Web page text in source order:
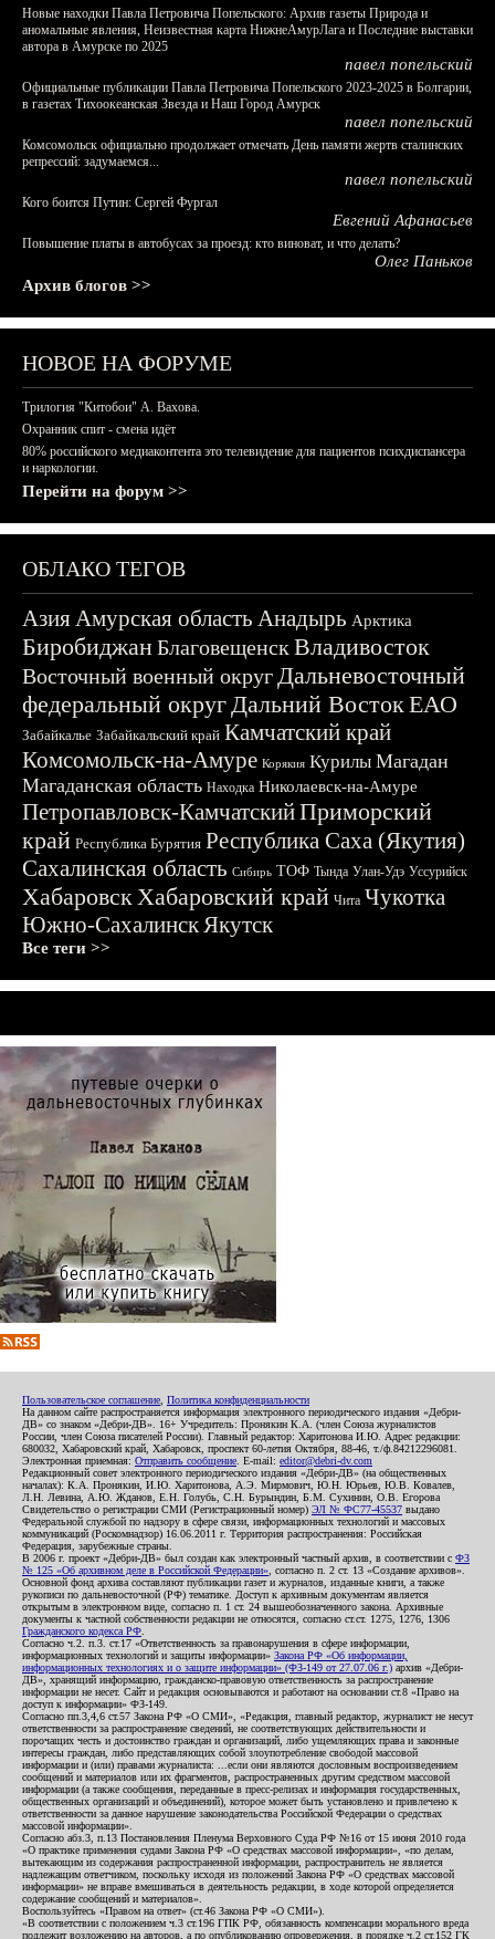
Новые находки Павла Петровича Попельского: Архив газеты Природа и
аномальные явления, Неизвестная карта НижнеАмурЛага и Последние выставки
автора в Амурске по 2025
павел попельский
Официальные публикации Павла Петровича Попельского 2023-2025 в Болгарии,
в газетах Тихоокеанская Звезда и Наш Город Амурск
павел попельский
Комсомольск официально продолжает отмечать День памяти жертв сталинских
репрессий: задумаемся...
павел попельский
Кого боится Путин: Сергей Фургал
Евгений Афанасьев
Повышение платы в автобусах за проезд: кто виноват, и что делать?
Олег Паньков
Архив блогов >>
НОВОЕ НА ФОРУМЕ
Трилогия "Китобои" А. Вахова.
Охранник спит - смена идёт
80% российского медиаконтента это телевидение для пациентов психдиспансера
и наркологии.
Перейти на форум >>
ОБЛАКО ТЕГОВ
АзияАмурская область Анадырь Арктика
БиробиджанБлаговещенскВладивосток
Восточный военный округДальневосточный
федеральный округДальний ВостокЕАО
Забайкалье Забайкальский край Камчатский край
Комсомольск-на-Амуре Корякия Курилы Магадан
Магаданская область Находка Николаевск-на-Амуре
Петропавловск-КамчатскийПриморский
край Республика Бурятия Республика Саха (Якутия)
Сахалинская область Сибирь ТОФ Тында Улан-Удэ Уссурийск
ХабаровскХабаровский край Чита Чукотка
Южно-СахалинскЯкутск
Все теги >>
Пользовательское соглашение Политика конфиденциальности
На данном сайте распространяется информация электронного периодического издания «Дебри-
ДВ» со знаком «Дебри-ДВ». 16+ Учредитель: Пронякин К.А. (член Союза журналистов
России, член Союза писателей России). Главный редактор: Харитонова И.Ю. Адрес редакции:
680032, Хабаровский край, Хабаровск, проспект 60-летия Октября, 88-46, т./ф.84212296081.
Электронная приемная: Отправить сообщение . E-mail: editor@debri-dv.com
Редакционный совет электронного периодического издания «Дебри-ДВ» (на общественных
началах): К.А. Пронякин, И.Ю. Харитонова, А.Э. Мирмович, Ю.Н. Юрьев, Ю.В. Ковалев,
Л.Н. Левина, А.Ю. Жданов, Е.Н. Голубь, С.Н. Бурындин, Б.М. Сухинин, О.В. Егорова
Свидетельство о регистрации СМИ (Регистрационный номер) ЭЛ № ФС77-45537 выдано
Федеральной службой по надзору в сфере связи, информационных технологий и массовых
коммуникаций (Роскомнадзор) 16.06.2011 г. Территория распространения: Российская
Федерация, зарубежные страны.
В 2006 г. проект «Дебри-ДВ» был создан как электронный частный архив, в соответствии с ФЗ
№ 125 «Об архивном деле в Российской Федерации» , согласно п. 2 ст. 13 «Создание архивов».
Основной фонд архива составляют публикации газет и журналов, изданные книги, а также
рукописи по дальневосточной (РФ) тематике. Доступ к архивным документам является
открытым в электронном виде, согласно п. 1 ст. 24 вышеобозначенного закона. Архивные
документы к частной собственности редакции не относятся, согласно ст.ст. 1275, 1276, 1306
Гражданского кодекса РФ
Согласно ч.2. п.3. ст.17 «Ответственность за правонарушения в сфере информации,
информационных технологий и защиты информации» Закона РФ «Об информации,
информационных технологиях и о защите информации» (ФЗ-149 от 27.07.06 г.) архив «Дебри-
ДВ», хранящий информацию, гражданско-правовую ответственность за распространение
информации не несет. Сайт и редакция основываются и работают на основании ст.8 «Право на
доступ к информации» ФЗ-149.
Согласно пп.3,4,6 ст.57 Закона РФ «О СМИ», «Редакция, главный редактор, журналист не несут
ответственности за распространение сведений, не соответствующих действительности и
порочащих честь и достоинство граждан и организаций, либо ущемляющих права и законные
интересы граждан, либо представляющих собой злоупотребление свободой массовой
информации и (или) правами журналиста: ...если они являются дословным воспроизведением
сообщений и материалов или их фрагментов, распространенных другим средством массовой
информации (а также сообщения, переданные в пресс-релизах и информация государственных,
общественных организаций и объединений), которое может быть установлено и привлечено к
ответственности за данное нарушение законодательства Российской Федерации о средствах
массовой информации».
Согласно абз.3, п.13 Постановления Пленума Верховного Суда РФ №16 от 15 июня 2010 года
«О практике применения судами Закона РФ «О средствах массовой информации», «по делам,
вытекающим из содержания распространенной информации, распространитель не является
надлежащим ответчиком, поскольку исходя из положений Закона РФ «О средствах массовой
информации» не вправе вмешиваться в деятельность редакции, в ходе которой определяется
содержание сообщений и материалов».
Воспользуйтесь «Правом на ответ» (ст.46 Закона РФ «О СМИ»).
«В соответствии с положением ч.3 ст.196 ГПК РФ, обязанность компенсации морального вреда
подлежит возложению на авторов, а по опубликованию опровержения, в порядке ч.2 ст.152 ГК